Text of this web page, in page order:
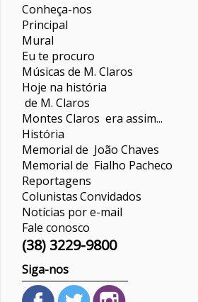
Conheça-nos
Principal
Mural
Eu te procuro
Músicas de M. Claros
Hoje na história
de M. Claros
Montes Claros era assim...
História
Memorial de João Chaves
Memorial de Fialho Pacheco
Reportagens
ColunistasConvidados
Notícias por e-mail
Fale conosco
(38) 3229-9800
Siga-nos